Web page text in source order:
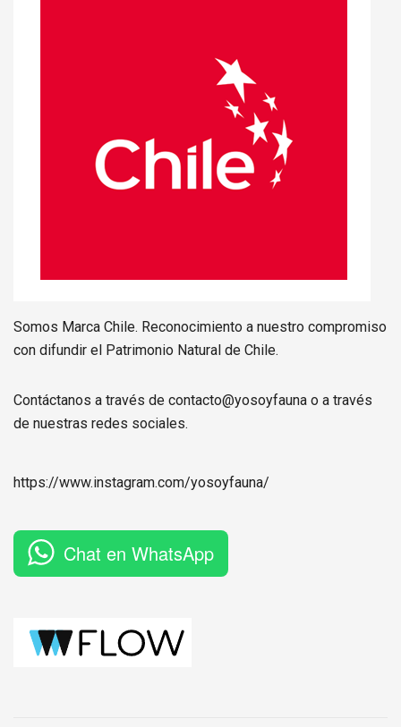
Somos Marca Chile. Reconocimiento a nuestro compromiso
con difundir el Patrimonio Natural de Chile.
Contáctanos a través de contacto@yosoyfauna o a través
de nuestras redes sociales.
https://www.instagram.com/yosoyfauna/
Chat en WhatsApp